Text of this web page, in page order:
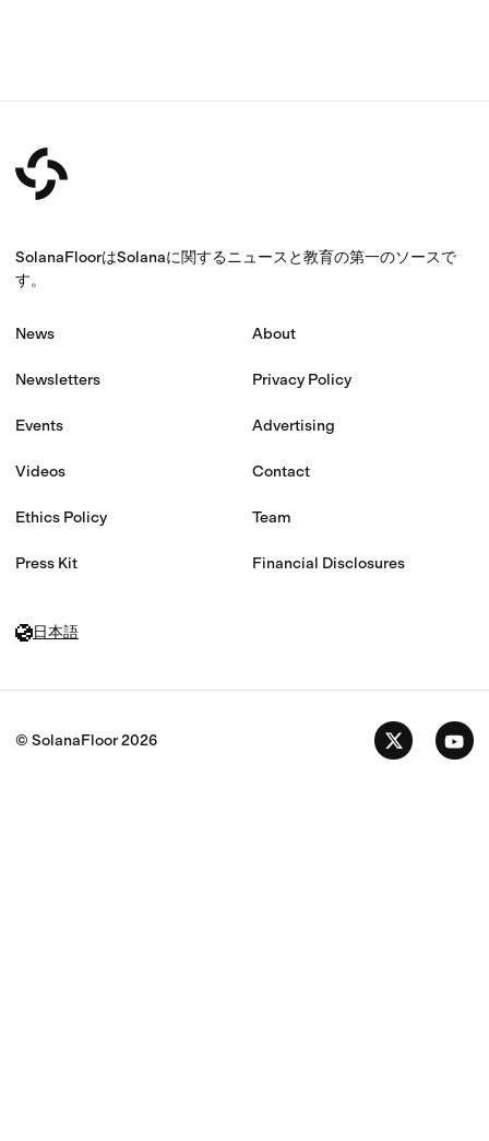
SolanaFloorはSolanaに関するニュースと教育の第一のソースで
す。
News
Newsletters
Events
Videos
Ethics Policy
Press Kit
About
Privacy Policy
Advertising
Contact
Team
Financial Disclosures
日本語
© SolanaFloor2026